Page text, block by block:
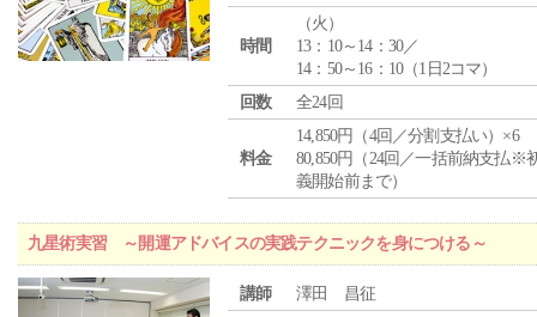
時間
（火 ）
13：10～14：30／
14：50～16：10（1日2コマ）
回数
全24回
料金
14,850円（4回／分割支払い）×6
80,850円（24回／一括前納支払※
義開始前まで）
九星術実習 ～開運アドバイスの実践テクニックを身につける～
講師 澤田 昌征